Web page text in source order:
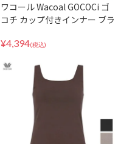
ワコール Wacoal GOCOCi ゴ
コチ カップ付きインナー ブラ
Lサイズ UGG210
¥4,394(税込)